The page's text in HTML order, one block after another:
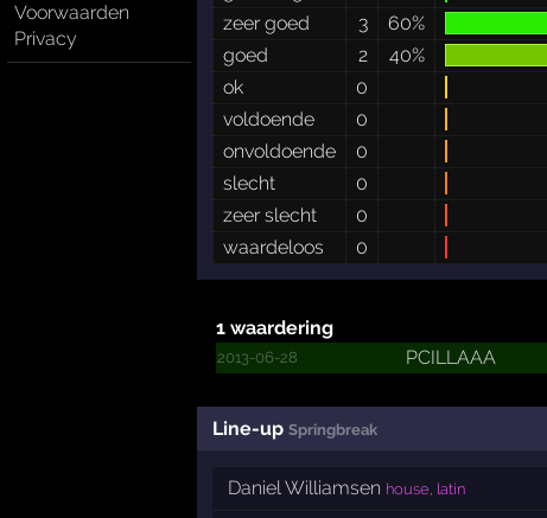
Voorwaarden
Privacy
zeer goed
3
60%
goed
2
40%
ok
0
voldoende
0
onvoldoende
0
slecht
0
zeer slecht
0
waardeloos
0
1 waardering
2013-06-28 PCILLAAA
Line-up Springbreak
Daniel Williamsen house, latin